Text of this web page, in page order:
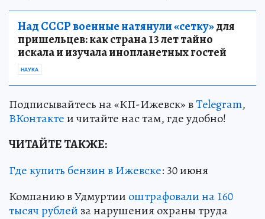
Над СССР военные натянули «сетку»для
пришельцев: как страна 13 лет тайно
искала и изучала инопланетных гостей
НАУКА
Подписывайтесь на «КП-Ижевск» вTelegram,
ВКонтактеи читайте нас там, где удобно!
ЧИТАЙТЕ ТАКЖЕ:
Где купить бензин в Ижевске: 30 июня
Компанию в Удмуртии оштрафовали на 160
тысяч рублей за нарушения охраны труда